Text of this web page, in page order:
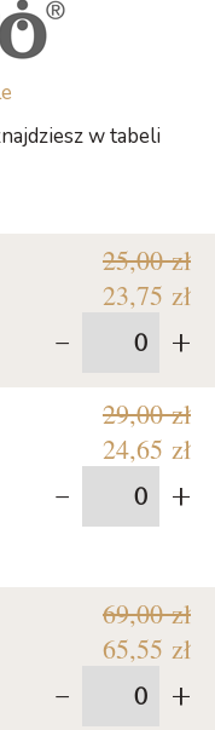
w tabeli
25,00 zł
23,75 zł
- +
29,00 zł
24,65 zł
- +
69,00 zł
65,55 zł
- +